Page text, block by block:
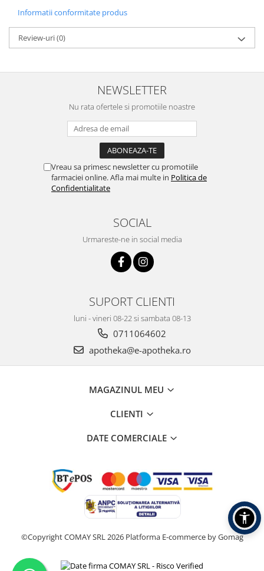
Informatii conformitate produs
Review-uri(0)
NEWSLETTER
Nu rata ofertele si promotiile noastre
Vreau sa primesc newsletter cu promotiile
farmaciei online. Afla mai multe in Politica de
Confidentialitate
SOCIAL
Urmareste-ne in social media
SUPORT CLIENTI
luni - vineri 08-22 si sambata 08-13
0711064602
apotheka@e-apotheka.ro
MAGAZINUL MEU
CLIENTI
DATE COMERCIALE
©Copyright COMAY SRL 2026 Platforma E-commerce by Gomag